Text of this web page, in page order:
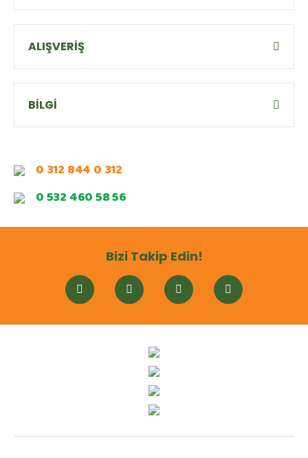
ALIŞVERİŞ
BİLGİ
0 312 844 0 312
0 532 460 58 56
Bizi Takip Edin!